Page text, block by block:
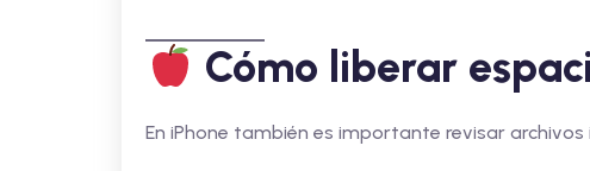
Cómo liberar
En iPhone también es importante revisar archivos